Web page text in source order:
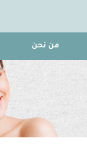
من نحن